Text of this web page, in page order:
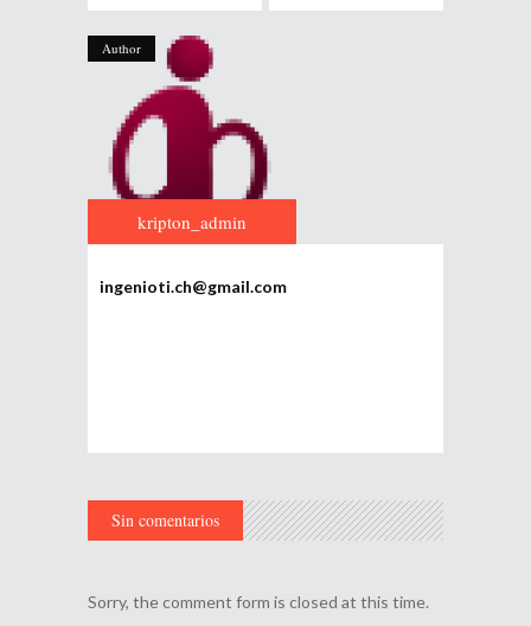
Author
kripton_admin
ingenioti.ch@gmail.com
Sin comentarios
Sorry, the comment form is closed at this time.